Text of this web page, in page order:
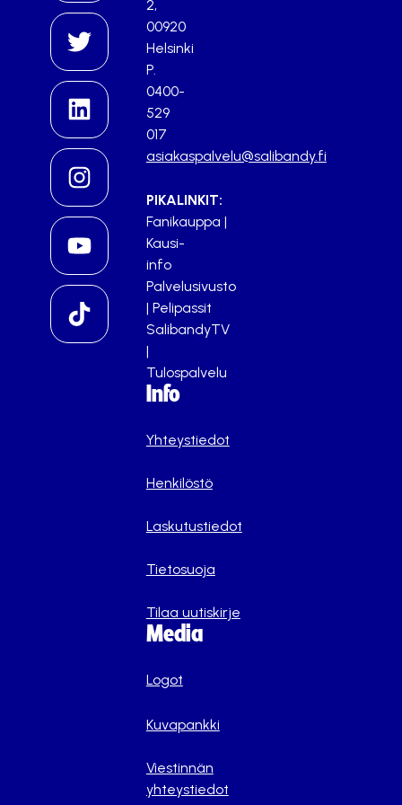
2,
00920
Helsinki
P.
0400-
529
017
asiakaspalvelu@salibandy.fi
PIKALINKIT:
Fanikauppa |
Kausi-
info
Palvelusivusto
| Pelipassit
SalibandyTV
|
Tulospalvelu
Info
Yhteystiedot
Henkilöstö
Laskutustiedot
Tietosuoja
Tilaa uutiskirje
Media
Logot
Kuvapankki
Viestinnän
yhteystiedot